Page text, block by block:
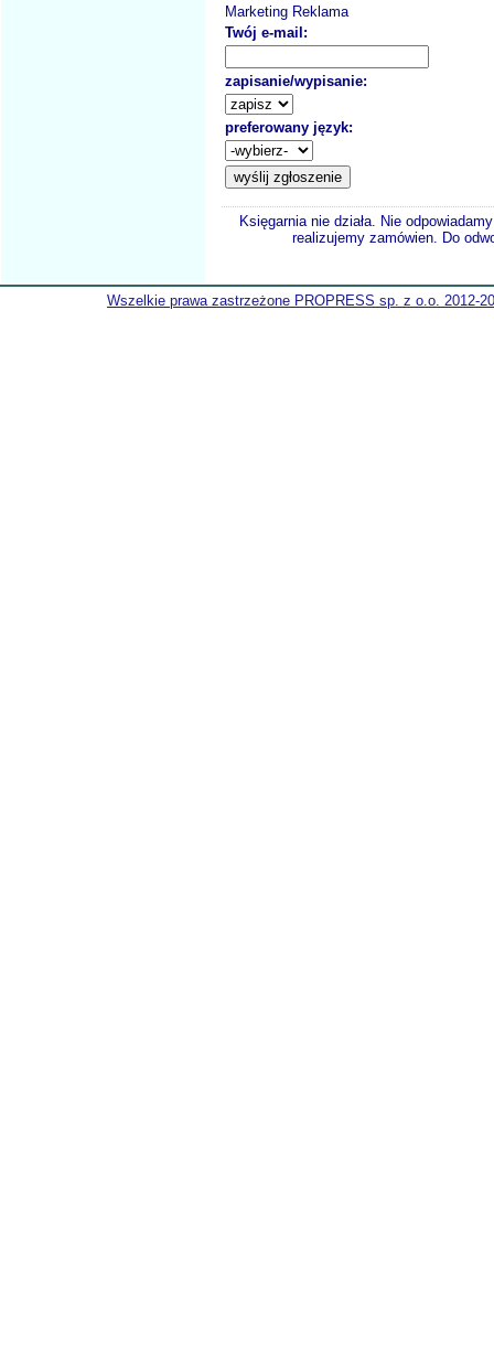
Marketing Reklama
Twój e-mail:
zapisanie/wypisanie:
preferowany język:
Księgarnia nie działa. Nie
realizujemy zamówien. Do
Wszelkie prawa zastrzeżone PROPRESS sp. z o.o. 2012-